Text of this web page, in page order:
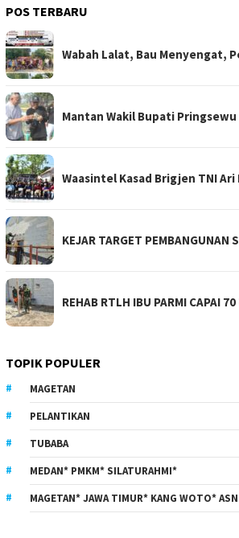
POS TERBARU
Wabah Lalat, Bau Menyengat,
Mantan Wakil Bupati
Waasintel Kasad Brigjen TNI
KEJAR TARGET PEMBANGUNAN
REHAB RTLH IBU PARMI CAPAI
TOPIK POPULER
MAGETAN
PELANTIKAN
TUBABA
MEDAN* PMKM* SILATURAHMI*
MAGETAN* JAWA TIMUR* KANG WOTO* ASN